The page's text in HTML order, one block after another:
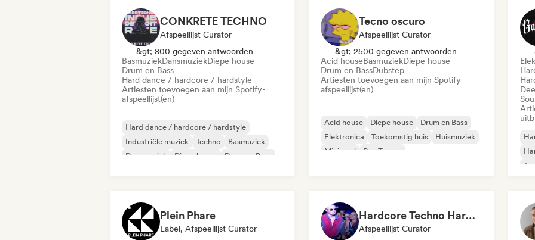
CONKRETE TECHNO
Afspeellijst Curator
&gt; 800 gegeven antwoorden
BasmuziekDansmuziekDiepe house
Drum en Bass
Hard dance / hardcore / hardstyle
Artiesten toevoegen aan mijn Spotify-
afspeellijst(en)
Hard dance / hardcore / hardstyle
Industriële muziek
Techno
Basmuziek
Dansmuziek
Diepe house
Drum en Bass
Tecno oscuro
Afspeellijst Curator
&gt; 2500 gegeven antwoorden
Acid houseBasmuziekDiepe house
Drum en BassDubstep
Artiesten toevoegen aan mijn Spotify-
afspeellijst(en)
Acid house Diepe house
Drum en Bass
Elektronica
Toekomstig huis
Huismuziek
Minimaal
Psy-Trance
Plein Phare
Label, Afspeellijst Curator
Hardcore Techno Hardstyle
Afspeellijst Curator